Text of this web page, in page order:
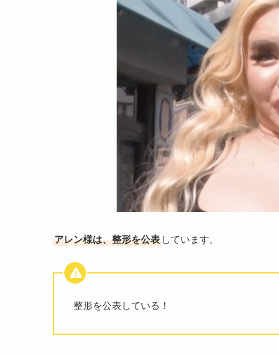
アレン様は、整形を公表 しています。
整形を公表している！